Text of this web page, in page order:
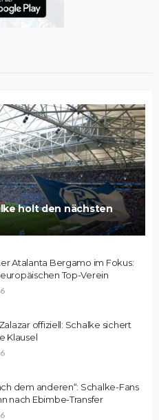
holt den nächsten
Atalanta Bergamo im Fokus:
Top-Verein
offiziell: Schalke sichert
Klausel
dem anderen“: Schalke-Fans
nach Ebimbe-Transfer